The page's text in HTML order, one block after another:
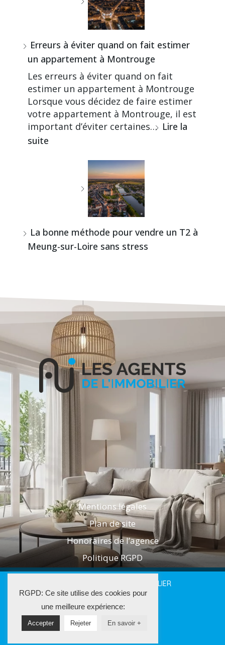
Erreurs à éviter quand on fait estimer
un appartement à Montrouge
Les erreurs à éviter quand on fait
estimer un appartement à Montrouge
Lorsque vous décidez de faire estimer
votre appartement à Montrouge, il est
important d’éviter certaines… Lire la
suite
La bonne méthode pour vendre un T2 à
Meung-sur-Loire sans stress
Mentions légales
Plan de site
Honoraires de l’agence
Politique RGPD
2025 LES AGENTS DE L'IMMOBILIER
La Solution Immo
RGPD: Ce site utilise des cookies pour
une meilleure expérience:
Accepter Rejeter En savoir +